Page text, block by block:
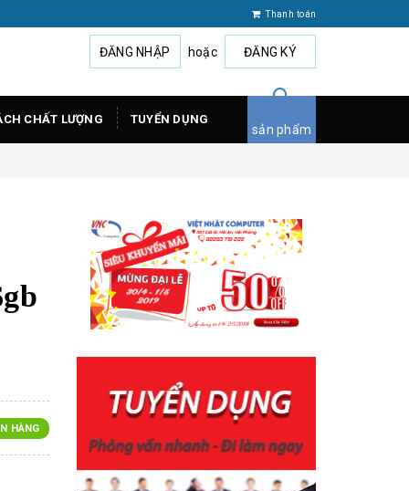
Thanh toán
ĐĂNG NHẬP hoặc ĐĂNG KÝ
CHẤT LƯỢNG TUYỂN DỤNG
sản phẩm
HÀNG